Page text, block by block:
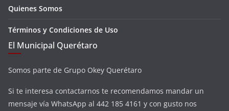
Quienes Somos
Términos y Condiciones de Uso
El Municipal Querétaro
Somos parte de Grupo Okey Querétaro
Si te interesa contactarnos te recomendamos mandar un
mensaje vía WhatsApp al 442 185 4161 y con gusto nos